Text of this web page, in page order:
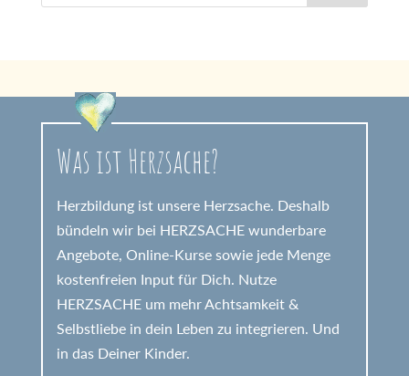
Was ist Herzsache?
Herzbildung ist unsere Herzsache. Deshalb
bündeln wir bei HERZSACHE wunderbare
Angebote, Online-Kurse sowie jede Menge
kostenfreien Input für Dich. Nutze
HERZSACHE um mehr Achtsamkeit &
Selbstliebe in dein Leben zu integrieren. Und
in das Deiner Kinder.